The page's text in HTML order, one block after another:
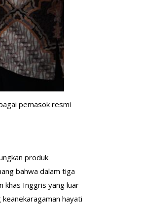
pemasok resmi
produk
bahwa dalam tiga
khas Inggris yang luar
hayati